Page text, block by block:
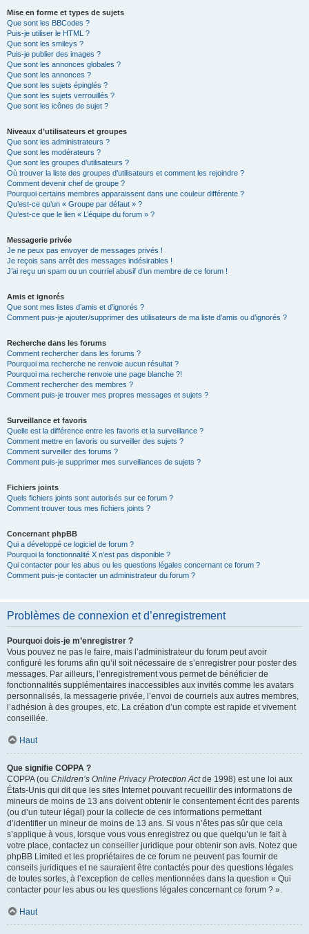
Mise en forme et types de sujets
Que sont les BBCodes ?
Puis-je utiliser le HTML ?
Que sont les smileys ?
Puis-je publier des images ?
Que sont les annonces globales ?
Que sont les annonces ?
Que sont les sujets épinglés ?
Que sont les sujets verrouillés ?
Que sont les icônes de sujet ?
Niveaux d’utilisateurs et groupes
Que sont les administrateurs ?
Que sont les modérateurs ?
Que sont les groupes d’utilisateurs ?
Où trouver la liste des groupes d’utilisateurs et comment les rejoindre ?
Comment devenir chef de groupe ?
Pourquoi certains membres apparaissent dans une couleur différente ?
Qu’est-ce qu’un « Groupe par défaut » ?
Qu’est-ce que le lien « L’équipe du forum » ?
Messagerie privée
Je ne peux pas envoyer de messages privés !
Je reçois sans arrêt des messages indésirables !
J’ai reçu un spam ou un courriel abusif d’un membre de ce forum !
Amis et ignorés
Que sont mes listes d’amis et d’ignorés ?
Comment puis-je ajouter/supprimer des utilisateurs de ma liste d’amis ou d’ignorés ?
Recherche dans les forums
Comment rechercher dans les forums ?
Pourquoi ma recherche ne renvoie aucun résultat ?
Pourquoi ma recherche renvoie une page blanche ?!
Comment rechercher des membres ?
Comment puis-je trouver mes propres messages et sujets ?
Surveillance et favoris
Quelle est la différence entre les favoris et la surveillance ?
Comment mettre en favoris ou surveiller des sujets ?
Comment surveiller des forums ?
Comment puis-je supprimer mes surveillances de sujets ?
Fichiers joints
Quels fichiers joints sont autorisés sur ce forum ?
Comment trouver tous mes fichiers joints ?
Concernant phpBB
Qui a développé ce logiciel de forum ?
Pourquoi la fonctionnalité X n’est pas disponible ?
Qui contacter pour les abus ou les questions légales concernant ce forum ?
Comment puis-je contacter un administrateur du forum ?
Problèmes de connexion et d’enregistrement
Pourquoi dois-je m’enregistrer ?
Vous pouvez ne pas le faire, mais l’administrateur du forum peut avoir
configuré les forums afin qu’il soit nécessaire de s’enregistrer pour poster des
messages. Par ailleurs, l’enregistrement vous permet de bénéficier de
fonctionnalités supplémentaires inaccessibles aux invités comme les avatars
personnalisés, la messagerie privée, l’envoi de courriels aux autres membres,
l’adhésion à des groupes, etc. La création d’un compte est rapide et vivement
conseillée.
Haut
Que signifie COPPA ?
COPPA (ou Children’s Online Privacy Protection Actde 1998) est une loi aux
États-Unis qui dit que les sites Internet pouvant recueillir des informations de
mineurs de moins de 13 ans doivent obtenir le consentement écrit des parents
(ou d’un tuteur légal) pour la collecte de ces informations permettant
d’identifier un mineur de moins de 13 ans. Si vous n’êtes pas sûr que cela
s’applique à vous, lorsque vous vous enregistrez ou que quelqu’un le fait à
votre place, contactez un conseiller juridique pour obtenir son avis. Notez que
phpBB Limited et les propriétaires de ce forum ne peuvent pas fournir de
conseils juridiques et ne sauraient être contactés pour des questions légales
de toutes sortes, à l’exception de celles mentionnées dans la question « Qui
contacter pour les abus ou les questions légales concernant ce forum ? ».
Haut